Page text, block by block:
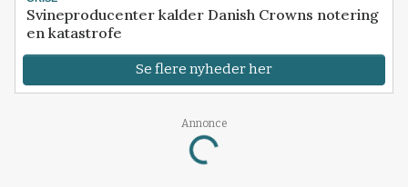
Svineproducenter kalder Danish Crowns notering
en katastrofe
Se flere nyheder her
Annonce
Loading...